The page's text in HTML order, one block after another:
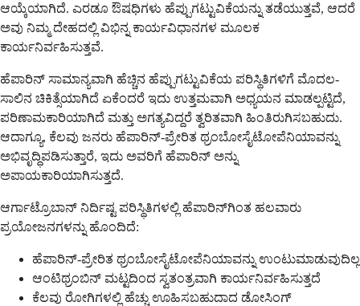
ಆಯ್ಕೆಯಾಗಿದೆ. ಎರಡೂ ಔಷಧಿಗಳು ಹೆಪ್ಪುಗಟ್ಟುವಿಕೆಯನ್ನು ತಡೆಯುತ್ತವೆ, ಆದರೆ
ಅವು ನಿಮ್ಮ ದೇಹದಲ್ಲಿ ವಿಭಿನ್ನ ಕಾರ್ಯವಿಧಾನಗಳ ಮೂಲಕ
ಕಾರ್ಯನಿರ್ವಹಿಸುತ್ತವೆ.
ಹೆಪಾರಿನ್ ಸಾಮಾನ್ಯವಾಗಿ ಹೆಚ್ಚಿನ ಹೆಪ್ಪುಗಟ್ಟುವಿಕೆಯ ಪರಿಸ್ಥಿತಿಗಳಿಗೆ ಮೊದಲ-
ಸಾಲಿನ ಚಿಕಿತ್ಸೆಯಾಗಿದೆ ಏಕೆಂದರೆ ಇದು ಉತ್ತಮವಾಗಿ ಅಧ್ಯಯನ ಮಾಡಲ್ಪಟ್ಟಿದೆ,
ಪರಿಣಾಮಕಾರಿಯಾಗಿದೆ ಮತ್ತು ಅಗತ್ಯವಿದ್ದರೆ ತ್ವರಿತವಾಗಿ ಹಿಂತಿರುಗಿಸಬಹುದು.
ಆದಾಗ್ಯೂ, ಕೆಲವು ಜನರು ಹೆಪಾರಿನ್-ಪ್ರೇರಿತ ಥ್ರಂಬೋಸೈಟೋಪೆನಿಯಾವನ್ನು
ಅಭಿವೃದ್ಧಿಪಡಿಸುತ್ತಾರೆ, ಇದು ಅವರಿಗೆ ಹೆಪಾರಿನ್ ಅನ್ನು
ಅಪಾಯಕಾರಿಯಾಗಿಸುತ್ತದೆ.
ಆರ್ಗಾಟ್ರೊಬಾನ್ ನಿರ್ದಿಷ್ಟ ಪರಿಸ್ಥಿತಿಗಳಲ್ಲಿ ಹೆಪಾರಿನ್‌ಗಿಂತ ಹಲವಾರು
ಪ್ರಯೋಜನಗಳನ್ನು ಹೊಂದಿದೆ:
ಹೆಪಾರಿನ್-ಪ್ರೇರಿತ ಥ್ರಂಬೋಸೈಟೋಪೆನಿಯಾವನ್ನು ಉಂಟುಮಾಡುವುದಿಲ್ಲ
ಆಂಟಿಥ್ರಂಬಿನ್ ಮಟ್ಟದಿಂದ ಸ್ವತಂತ್ರವಾಗಿ ಕಾರ್ಯನಿರ್ವಹಿಸುತ್ತದೆ
ಕೆಲವು ರೋಗಿಗಳಲ್ಲಿ ಹೆಚ್ಚು ಊಹಿಸಬಹುದಾದ ಡೋಸಿಂಗ್